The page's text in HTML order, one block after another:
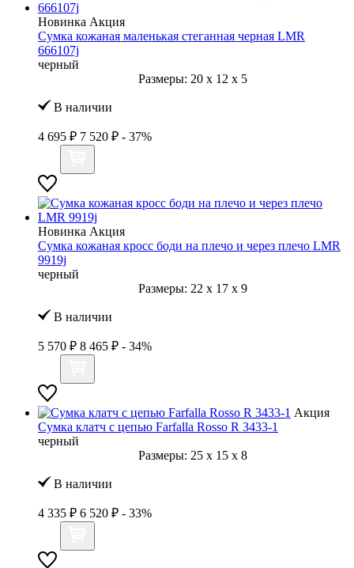
Новинка Акция
Сумка кожаная маленькая стеганная черная LMR
666107j
черный
Размеры: 20 x 12 x 5
В наличии
4 695 ₽ 7 520 ₽ - 37%
Новинка Акция
Сумка кожаная кросс боди на плечо и через плечо LMR
9919j
черный
Размеры: 22 x 17 x 9
В наличии
5 570 ₽ 8 465 ₽ - 34%
Акция
Сумка клатч с цепью Farfalla Rosso R 3433-1
черный
Размеры: 25 x 15 x 8
В наличии
4 335 ₽ 6 520 ₽ - 33%